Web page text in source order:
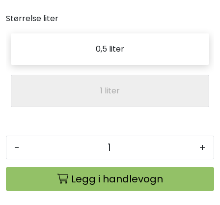
Størrelse liter
0,5 liter
1 liter
- +
Legg i handlevogn